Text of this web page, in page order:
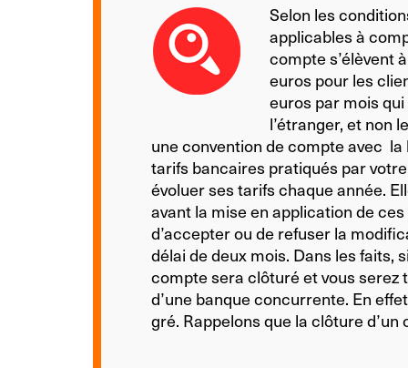
Selon les
applicables à
compte s’élèvent
euros pour les
euros par mois
l’étranger, et non
une convention de compte avec
tarifs bancaires pratiqués par
évoluer ses tarifs chaque année.
avant la mise en application de
d’accepter ou de refuser la
délai de deux mois. Dans les faits,
compte sera clôturé et vous serez
d’une banque concurrente. En
gré. Rappelons que la clôture